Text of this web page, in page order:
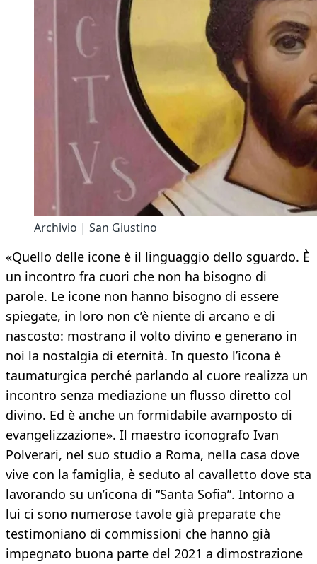
Archivio | San Giustino
«Quello delle icone è il linguaggio dello sguardo. È
un incontro fra cuori che non ha bisogno di
parole. Le icone non hanno bisogno di essere
spiegate, in loro non c’è niente di arcano e di
nascosto: mostrano il volto divino e generano in
noi la nostalgia di eternità. In questo l’icona è
taumaturgica perché parlando al cuore realizza un
incontro senza mediazione un flusso diretto col
divino. Ed è anche un formidabile avamposto di
evangelizzazione». Il maestro iconografo Ivan
Polverari, nel suo studio a Roma, nella casa dove
vive con la famiglia, è seduto al cavalletto dove sta
lavorando su un’icona di “Santa Sofia”. Intorno a
lui ci sono numerose tavole già preparate che
testimoniano di commissioni che hanno già
impegnato buona parte del 2021 a dimostrazione